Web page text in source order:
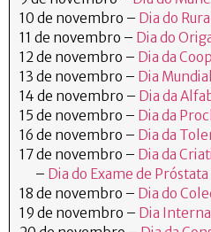
10 de novembro – Dia do
11 de novembro – Dia do
12 de novembro – Dia da
13 de novembro – Dia
14 de novembro – Dia da
15 de novembro – Dia da
16 de novembro – Dia da
17 de novembro – Dia da
– Dia do Exame de Próstata
18 de novembro – Dia do
19 de novembro – Dia